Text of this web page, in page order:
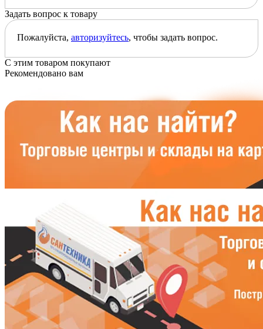
Задать вопрос к товару
Пожалуйста, авторизуйтесь, чтобы задать вопрос.
С этим товаром покупают
Рекомендовано вам